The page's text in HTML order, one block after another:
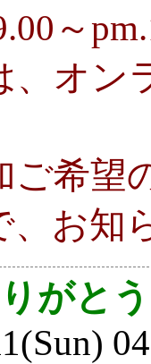
～
、オン
ご希望
お知
がと